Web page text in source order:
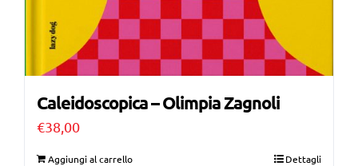
Caleidoscopica – Olimpia Zagnoli
€38,00
Aggiungi al carrello Dettagli